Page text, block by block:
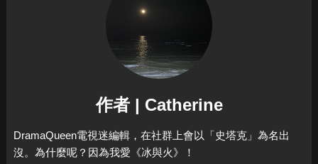
作者 | Catherine
DramaQueen電視迷編輯，在社群上會以「史塔克」為名出
沒。為什麼呢？因為我愛《冰與火》！